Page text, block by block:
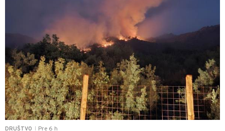
DRUŠTVO Pre 6 h